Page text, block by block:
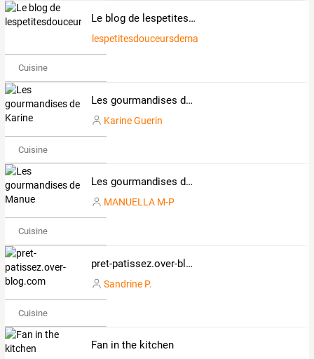
Le blog de lespetitesdouceursdemartangel
lespetitesdouceursdemartangel
Cuisine
Les gourmandises de Karine
Karine Guerin
Cuisine
Les gourmandises de Manue
MANUELLA M-P
Cuisine
pret-patissez.over-blog.com
Sandrine P.
Cuisine
Fan in the kitchen